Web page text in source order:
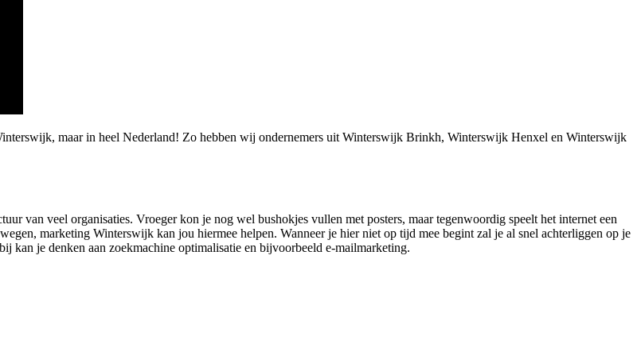
maar in heel Nederland! Zo hebben wij ondernemers uit Winterswijk Brinkh, Winterswijk Henxel en Winterswijk
van veel organisaties. Vroeger kon je nog wel bushokjes vullen met posters, maar tegenwoordig speelt het internet een
marketing Winterswijk kan jou hiermee helpen. Wanneer je hier niet op tijd mee begint zal je al snel achterliggen op je
je denken aan zoekmachine optimalisatie en bijvoorbeeld e-mailmarketing.